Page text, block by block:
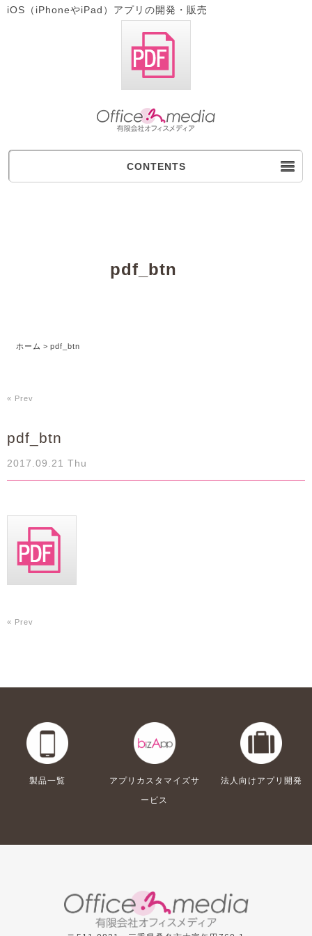
iOS（iPhoneやiPad）アプリの開発・販売
CONTENTS
pdf_btn
ホーム > pdf_btn
« Prev
pdf_btn
2017.09.21 Thu
« Prev
製品一覧
アプリカスタマイズサ
ービス
法人向けアプリ開発